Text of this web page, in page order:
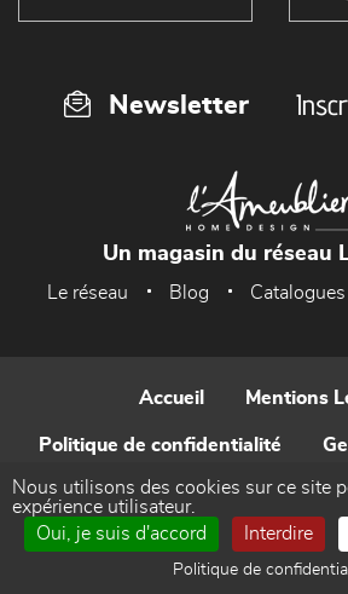
Newsletter
Un magasin du réseau
Le réseau Blog Catalogues
Accueil Mentions
Politique de confidentialité
Contact
Réalisé par WEB
Nous utilisons des cookies sur ce site
expérience utilisateur.
Oui, je suis d'accord
Interdire
Politique de